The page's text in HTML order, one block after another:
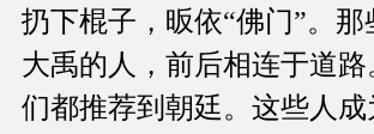
扔下棍子，昄依“佛门”。那
大禹的人，前后相连于道
们都推荐到朝廷。这些人